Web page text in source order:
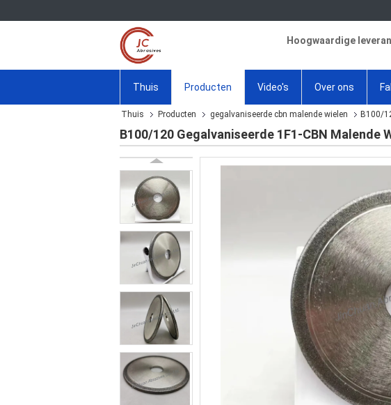
Hoogwaardige
Thuis Producten Video's Over ons
Thuis Producten gegalvaniseerde cbn malende wielen B100/
B100/120 Gegalvaniseerde 1F1-CBN Malende